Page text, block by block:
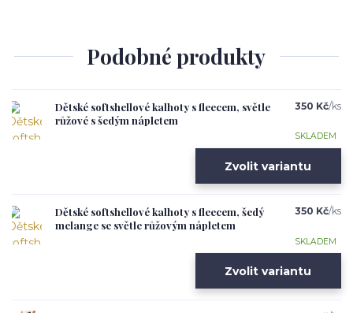
Podobné produkty
Dětské softshellové kalhoty s fleecem, světle
růžové s šedým nápletem
350 Kč/ks
SKLADEM
Zvolit variantu
Dětské softshellové kalhoty s fleecem, šedý
melange se světle růžovým nápletem
350 Kč/ks
SKLADEM
Zvolit variantu